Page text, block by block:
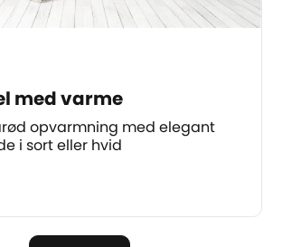
med varme
opvarmning med elegant
i sort eller hvid